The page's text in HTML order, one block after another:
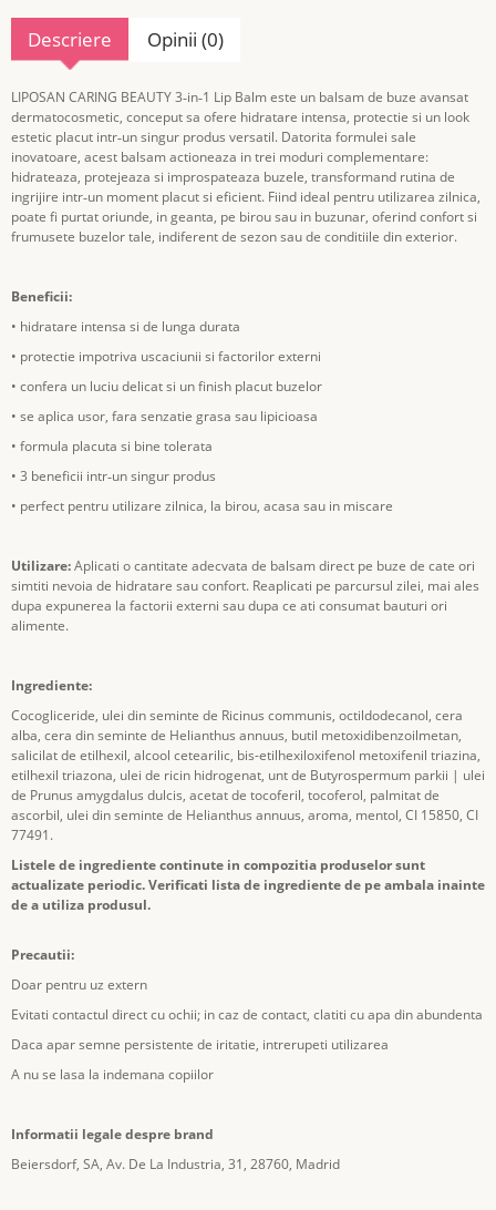
Descriere Opinii (0)
LIPOSAN CARING BEAUTY 3‑in‑1 Lip Balm este un balsam de buze avansat
dermatocosmetic, conceput sa ofere hidratare intensa, protectie si un look
estetic placut intr‑un singur produs versatil. Datorita formulei sale
inovatoare, acest balsam actioneaza in trei moduri complementare:
hidrateaza, protejeaza si improspateaza buzele, transformand rutina de
ingrijire intr‑un moment placut si eficient. Fiind ideal pentru utilizarea zilnica,
poate fi purtat oriunde, in geanta, pe birou sau in buzunar, oferind confort si
frumusete buzelor tale, indiferent de sezon sau de conditiile din exterior.
Beneficii:
• hidratare intensa si de lunga durata
• protectie impotriva uscaciunii si factorilor externi
• confera un luciu delicat si un finish placut buzelor
• se aplica usor, fara senzatie grasa sau lipicioasa
• formula placuta si bine tolerata
• 3 beneficii intr‑un singur produs
• perfect pentru utilizare zilnica, la birou, acasa sau in miscare
Utilizare:Aplicati o cantitate adecvata de balsam direct pe buze de cate ori
simtiti nevoia de hidratare sau confort. Reaplicati pe parcursul zilei, mai ales
dupa expunerea la factorii externi sau dupa ce ati consumat bauturi ori
alimente.
Ingrediente:
Cocogliceride, ulei din seminte de Ricinus communis, octildodecanol, cera
alba, cera din seminte de Helianthus annuus, butil metoxidibenzoilmetan,
salicilat de etilhexil, alcool cetearilic, bis-etilhexiloxifenol metoxifenil triazina,
etilhexil triazona, ulei de ricin hidrogenat, unt de Butyrospermum parkii | ulei
de Prunus amygdalus dulcis, acetat de tocoferil, tocoferol, palmitat de
ascorbil, ulei din seminte de Helianthus annuus, aroma, mentol, CI 15850, CI
77491.
Listele de ingrediente continute in compozitia produselor sunt
actualizate periodic. Verificati lista de ingrediente de pe ambala inainte
de a utiliza produsul.
Precautii:
Doar pentru uz extern
Evitati contactul direct cu ochii; in caz de contact, clatiti cu apa din abundenta
Daca apar semne persistente de iritatie, intrerupeti utilizarea
A nu se lasa la indemana copiilor
Informatii legale despre brand
Beiersdorf, SA, Av. De La Industria, 31, 28760, Madrid